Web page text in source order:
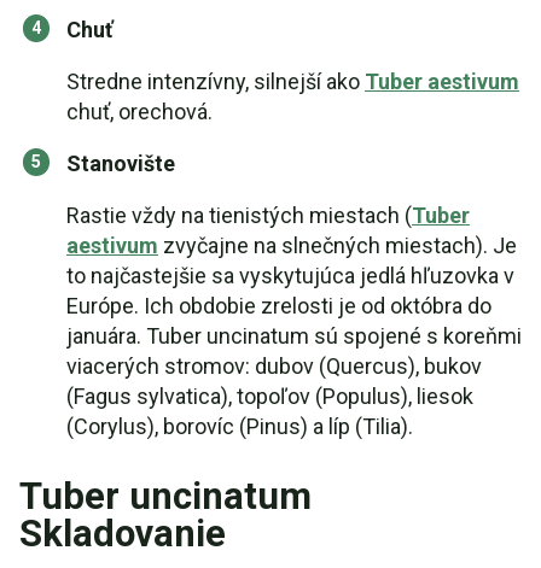
Chuť
Stredne intenzívny, silnejší ako Tuber aestivum
chuť, orechová.
Stanovište
Rastie vždy na tienistých miestach (Tuber
aestivum zvyčajne na slnečných miestach). Je
to najčastejšie sa vyskytujúca jedlá hľuzovka v
Európe. Ich obdobie zrelosti je od októbra do
januára. Tuber uncinatum sú spojené s koreňmi
viacerých stromov: dubov (Quercus), bukov
(Fagus sylvatica), topoľov (Populus), liesok
(Corylus), borovíc (Pinus) a líp (Tilia).
Tuber uncinatum
Skladovanie